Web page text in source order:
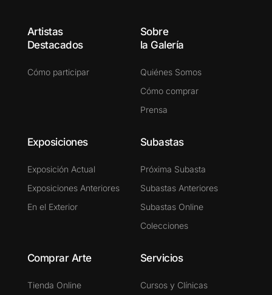
Artistas
Destacados
Cómo participar
Sobre
la Galería
Quiénes Somos
Cómo comprar
Prensa
Exposiciones
Exposición Actual
Exposiciones Anteriores
En el Exterior
Subastas
Próxima Subasta
Subastas Anteriores
Subastas Online
Colecciones
Comprar Arte
Tienda Online
Servicios
Cursos y Clínicas